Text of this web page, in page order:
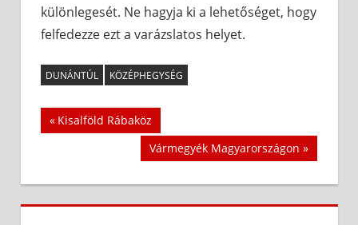
különlegesét. Ne hagyja ki a lehetőséget, hogy
felfedezze ezt a varázslatos helyet.
DUNÁNTÚL KÖZÉPHEGYSÉG
Bejegyzés
navigáció
Previous
Post:
Kisalföld Rábaköz
Next
Vármegyék Magyarországon